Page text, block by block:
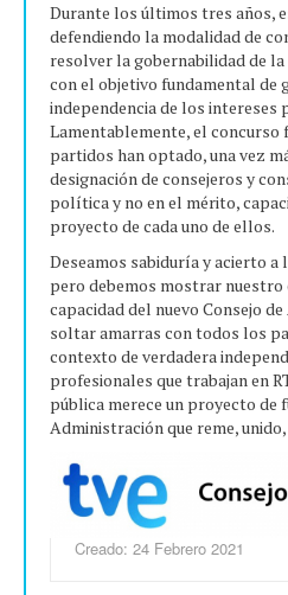
Durante los últimos tres años,
defendiendo la modalidad de
resolver la gobernabilidad de
con el objetivo fundamental de
independencia de los intereses
Lamentablemente, el concurso
partidos han optado, una vez
designación de consejeros y
política y no en el mérito,
proyecto de cada uno de ellos.
Deseamos sabiduría y acierto a
pero debemos mostrar
capacidad del nuevo Consejo
soltar amarras con todos los
contexto de verdadera
profesionales que trabajan en
pública merece un proyecto de
Administración que reme, unido,
Creado: 24 Febrero 2021